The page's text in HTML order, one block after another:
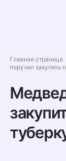
Главная страница
поручил закупить